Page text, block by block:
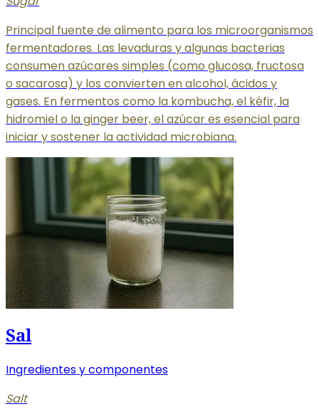
Principal fuente de alimento para los microorganismos
fermentadores. Las levaduras y algunas bacterias
consumen azúcares simples (como glucosa, fructosa
o sacarosa) y los convierten en alcohol, ácidos y
gases. En fermentos como la kombucha, el kéfir, la
hidromiel o la ginger beer, el azúcar es esencial para
iniciar y sostener la actividad microbiana.
Sal
Ingredientes y componentes
Salt